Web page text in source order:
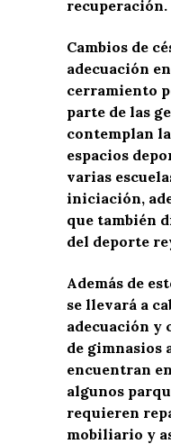
recuperación.
Cambios de
adecuación
cerramiento
parte de las
contemplan
espacios
varias
iniciación,
que también
del deporte
Además de
se llevará a
adecuación y
de gimnasios
encuentran
algunos
requieren
mobiliario y